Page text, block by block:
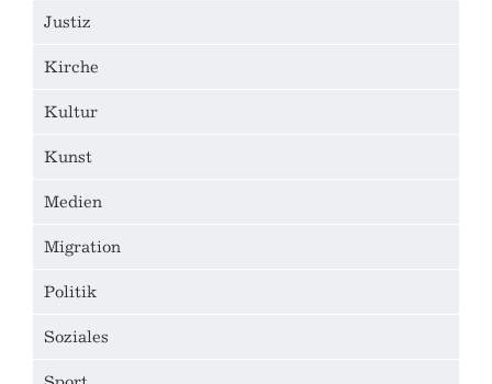
Justiz
Kirche
Kultur
Kunst
Medien
Migration
Politik
Soziales